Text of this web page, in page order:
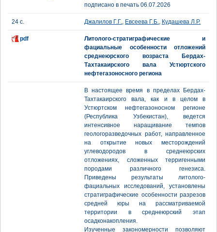
подписано в печать 06.07.2026
24 с. Джалилов Г.Г., Евсеева Г.Б., Кудашева Л.Р.
pdf
Литолого-стратиграфические и
фациальные особенности отложений
среднеюрского возраста Бердах-
Тахтакаирского вала Устюртского
нефтегазоносного региона
В настоящее время в пределах Бердах-
Тахтакаирского вала, как и в целом в
Устюртском нефтегазоносном регионе
(Республика Узбекистан), ведется
интенсивное наращивание темпов
геологоразведочных работ, направленное
на открытие новых месторождений
углеводородов в среднеюрских
отложениях, сложенных терригенными
породами различного генезиса.
Приведены результаты литолого-
фациальных исследований, установлены
стратиграфические особенности разрезов
средней юры на рассматриваемой
территории в среднеюрский этап
осадконакопления.
Изученные закономерности позволяют